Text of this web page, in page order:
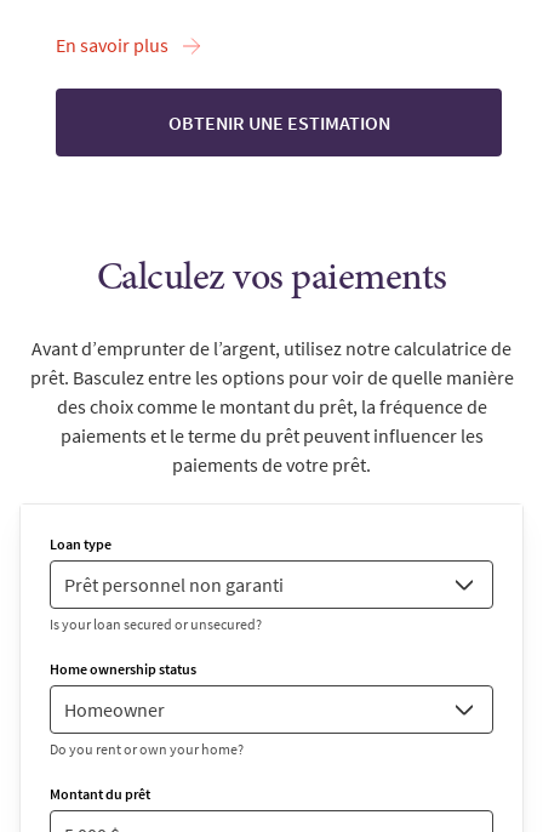
En savoir plus
OBTENIR UNE ESTIMATION
Calculez vos paiements
Avant d’emprunter de l’argent, utilisez notre calculatrice de
prêt. Basculez entre les options pour voir de quelle manière
des choix comme le montant du prêt, la fréquence de
paiements et le terme du prêt peuvent influencer les
paiements de votre prêt.
Loan type
Is your loan secured or unsecured?
Home ownership status
Do you rent or own your home?
Montant du prêt